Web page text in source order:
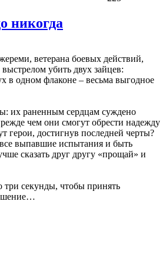
никогда
ветерана боевых действий,
убить двух зайцев:
в одном флаконе – весьма выгодное
их раненным сердцам суждено
чем они смогут обрести надежду
герои, достигнув последней черты?
все выпавшие испытания и быть
сказать друг другу «прощай» и
три секунды, чтобы принять